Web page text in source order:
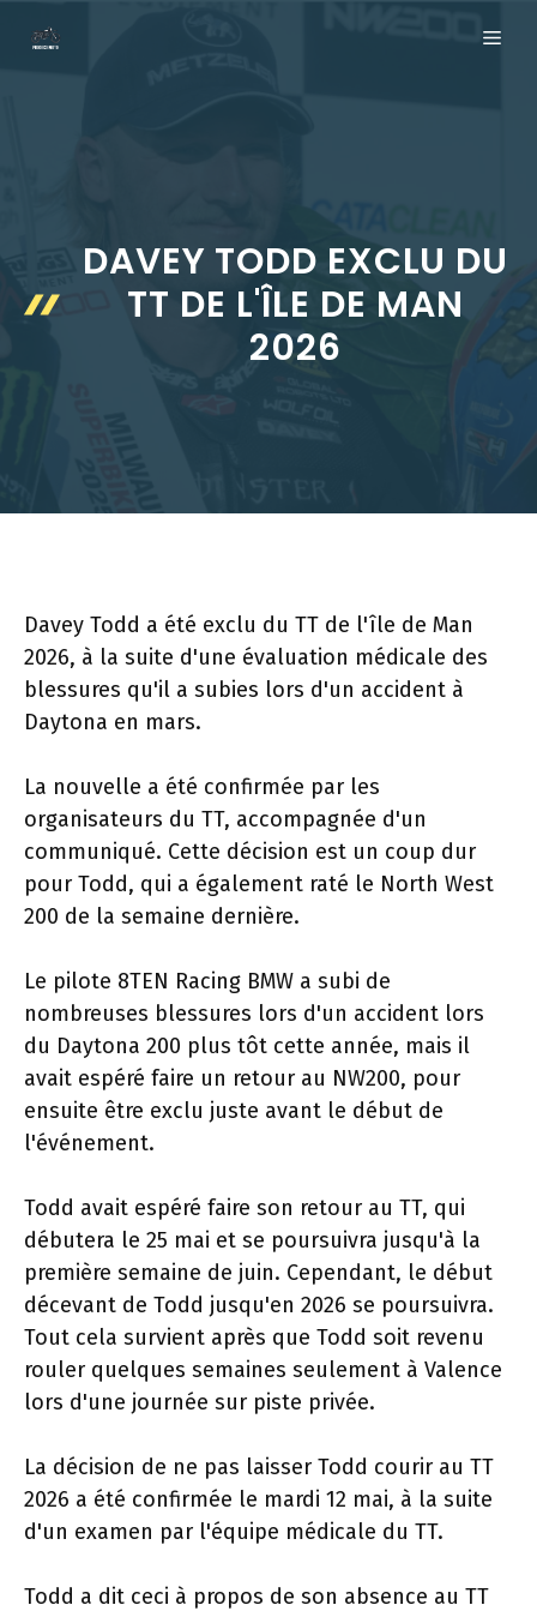
DAVEY TODD EXCLU DU
TT DE L'ÎLE DE MAN
2026
Davey Todd a été exclu du TT de l'île de Man
2026, à la suite d'une évaluation médicale des
blessures qu'il a subies lors d'un accident à
Daytona en mars.
La nouvelle a été confirmée par les
organisateurs du TT, accompagnée d'un
communiqué. Cette décision est un coup dur
pour Todd, qui a également raté le North West
200 de la semaine dernière.
Le pilote 8TEN Racing BMW a subi de
nombreuses blessures lors d'un accident lors
du Daytona 200 plus tôt cette année, mais il
avait espéré faire un retour au NW200, pour
ensuite être exclu juste avant le début de
l'événement.
Todd avait espéré faire son retour au TT, qui
débutera le 25 mai et se poursuivra jusqu'à la
première semaine de juin. Cependant, le début
décevant de Todd jusqu'en 2026 se poursuivra.
Tout cela survient après que Todd soit revenu
rouler quelques semaines seulement à Valence
lors d'une journée sur piste privée.
La décision de ne pas laisser Todd courir au TT
2026 a été confirmée le mardi 12 mai, à la suite
d'un examen par l'équipe médicale du TT.
Todd a dit ceci à propos de son absence au TT